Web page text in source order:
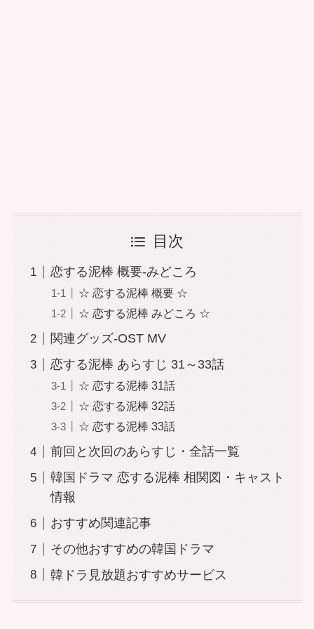
目次
恋する泥棒 概要-みどころ
☆ 恋する泥棒 概要 ☆
☆ 恋する泥棒 みどころ ☆
関連グッズ-OST MV
恋する泥棒 あらすじ 31～33話
☆ 恋する泥棒 31話
☆ 恋する泥棒 32話
☆ 恋する泥棒 33話
前回と次回のあらすじ・全話一覧
韓国ドラマ 恋する泥棒 相関図・キャスト
情報
おすすめ関連記事
その他おすすめの韓国ドラマ
韓ドラ見放題おすすめサービス